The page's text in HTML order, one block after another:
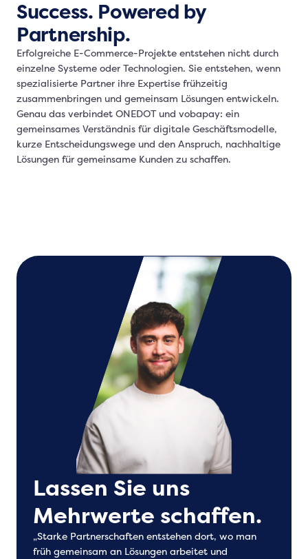
Success. Powered by
Partnership.
Erfolgreiche E-Commerce-Projekte entstehen nicht durch
einzelne Systeme oder Technologien. Sie entstehen, wenn
spezialisierte Partner ihre Expertise frühzeitig
zusammenbringen und gemeinsam Lösungen entwickeln.
Genau das verbindet ONEDOT und vobapay: ein
gemeinsames Verständnis für digitale Geschäftsmodelle,
kurze Entscheidungswege und den Anspruch, nachhaltige
Lösungen für gemeinsame Kunden zu schaffen.
Lassen Sie uns
Mehrwerte schaffen.
„Starke Partnerschaften entstehen dort, wo man
früh gemeinsam an Lösungen arbeitet und